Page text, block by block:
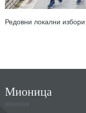
Редовни локални
Мионица